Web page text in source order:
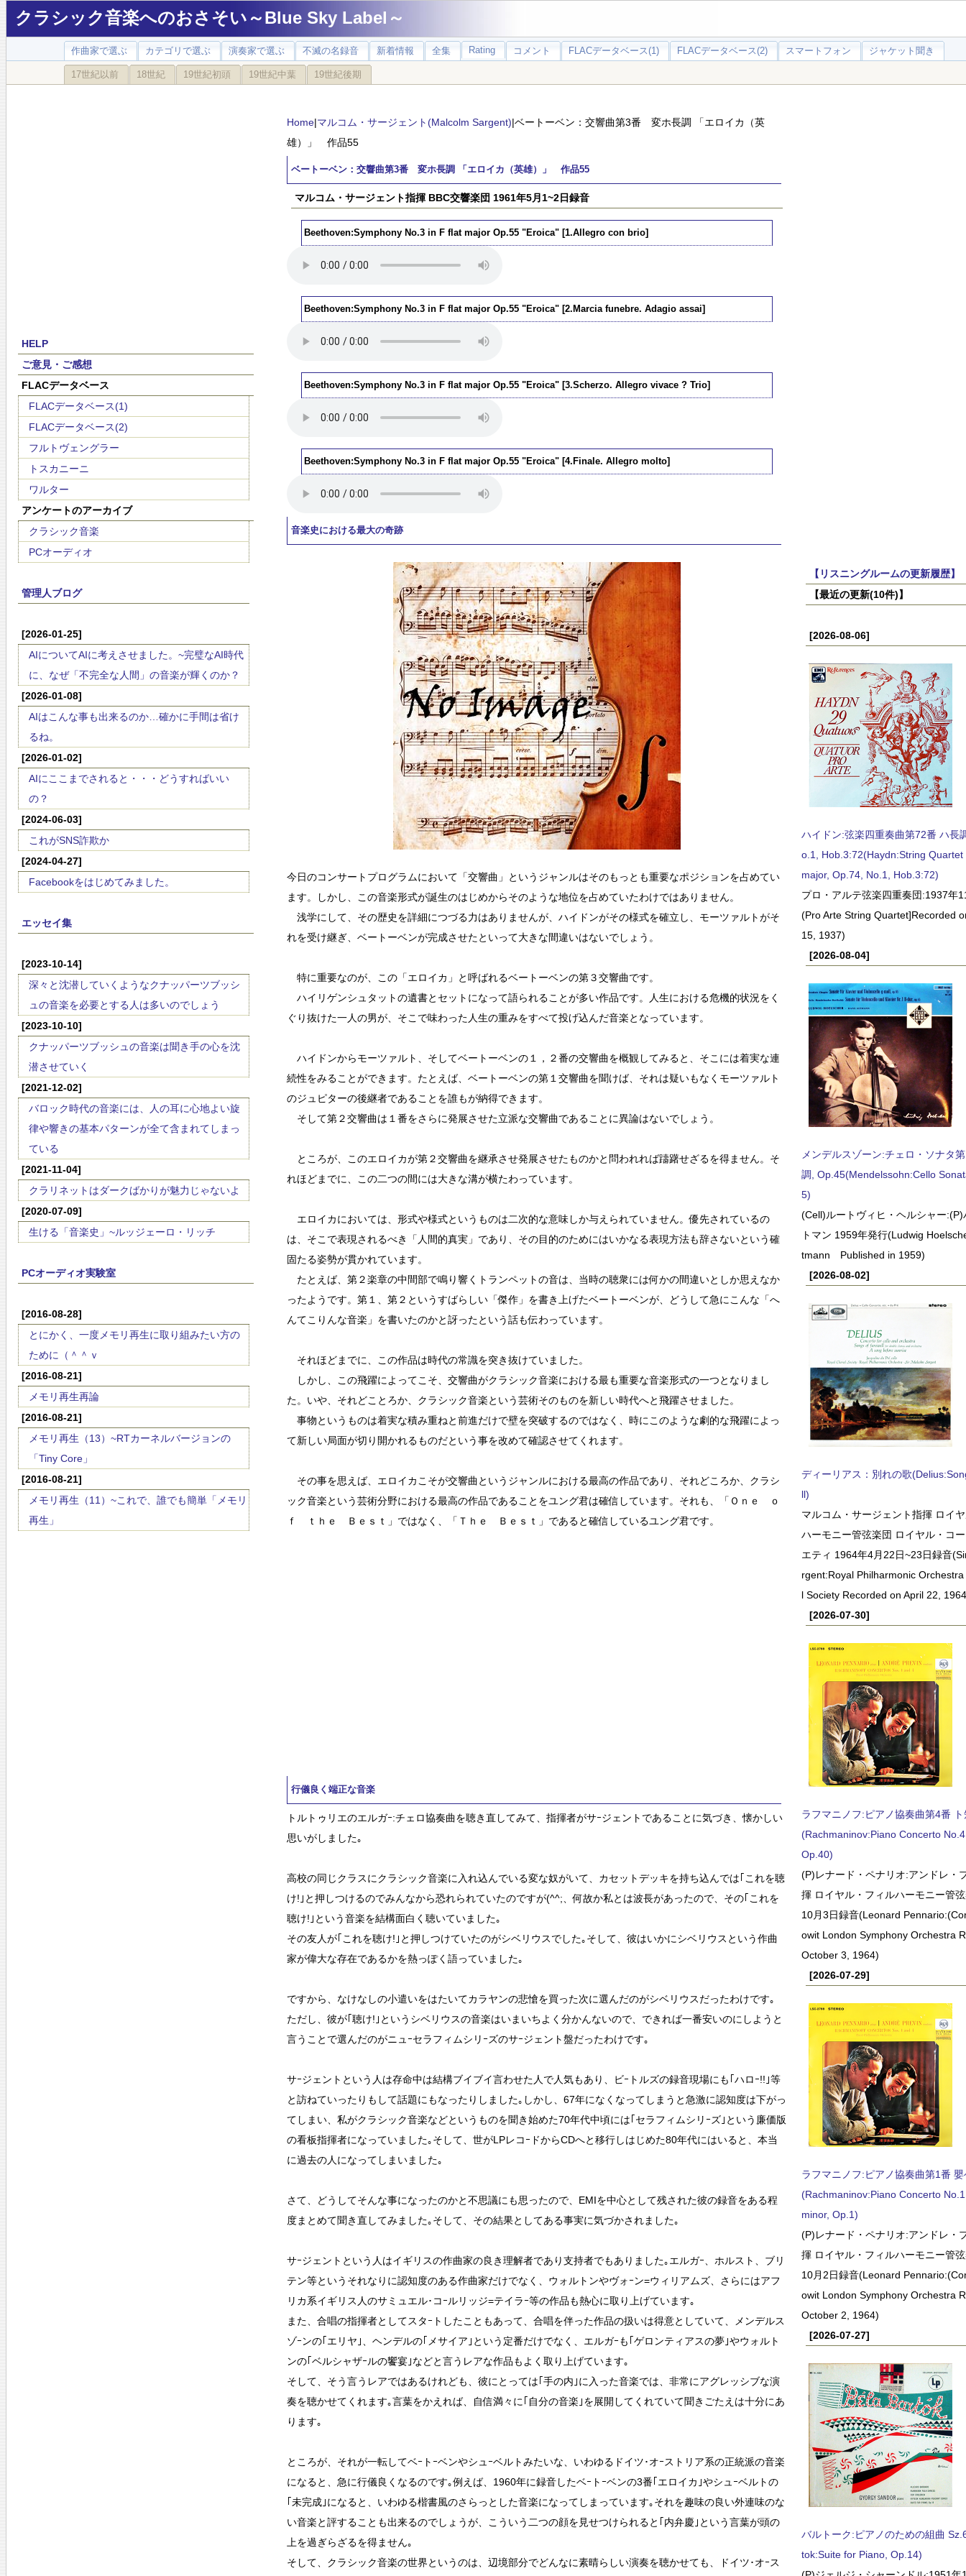
クラシック音楽へのおさそい～Blue Sky Label～
作曲家で選ぶ カテゴリで選ぶ 演奏家で選ぶ 不滅の名録音 新着情報 全集 Rating コメント FLACデータベース(1) FLACデータベース(2) スマートフォン ジャケット聞き
17世紀以前 18世紀 19世紀初頭 19世紀中葉 19世紀後期
HELP
ご意見・ご感想
FLACデータベース
FLACデータベース(1)
FLACデータベース(2)
フルトヴェングラー
トスカニーニ
ワルター
アンケートのアーカイブ
クラシック音楽
PCオーディオ
管理人ブログ
[2026-01-25]
AIについてAIに考えさせました。~完璧なAI時代
に、なぜ「不完全な人間」の音楽が輝くのか？
[2026-01-08]
AIはこんな事も出来るのか…確かに手間は省け
るね。
[2026-01-02]
AIにここまでされると・・・どうすればいい
の？
[2024-06-03]
これがSNS詐欺か
[2024-04-27]
Facebookをはじめてみました。
エッセイ集
[2023-10-14]
深々と沈潜していくようなクナッパーツブッシ
ュの音楽を必要とする人は多いのでしょう
[2023-10-10]
クナッパーツブッシュの音楽は聞き手の心を沈
潜させていく
[2021-12-02]
バロック時代の音楽には、人の耳に心地よい旋
律や響きの基本パターンが全て含まれてしまっ
ている
[2021-11-04]
クラリネットはダークばかりが魅力じゃないよ
[2020-07-09]
生ける「音楽史」~ルッジェーロ・リッチ
PCオーディオ実験室
[2016-08-28]
とにかく、一度メモリ再生に取り組みたい方の
ために（＾＾ｖ
[2016-08-21]
メモリ再生再論
[2016-08-21]
メモリ再生（13）~RTカーネルバージョンの
「Tiny Core」
[2016-08-21]
メモリ再生（11）~これで、誰でも簡単「メモリ
再生」
Home|マルコム・サージェント(Malcolm Sargent)|ベートーベン：交響曲第3番 変ホ長調 「エロイカ（英
雄）」 作品55
ベートーベン：交響曲第3番 変ホ長調 「エロイカ（英雄）」 作品55
マルコム・サージェント指揮 BBC交響楽団 1961年5月1~2日録音
Beethoven:Symphony No.3 in F flat major Op.55 "Eroica" [1.Allegro con brio]
Beethoven:Symphony No.3 in F flat major Op.55 "Eroica" [2.Marcia funebre. Adagio assai]
Beethoven:Symphony No.3 in F flat major Op.55 "Eroica" [3.Scherzo. Allegro vivace ? Trio]
Beethoven:Symphony No.3 in F flat major Op.55 "Eroica" [4.Finale. Allegro molto]
音楽史における最大の奇跡
今日のコンサートプログラムにおいて「交響曲」というジャンルはそのもっとも重要なポジションを占めてい
ます。しかし、この音楽形式が誕生のはじめからそのような地位を占めていたわけではありません。
浅学にして、その歴史を詳細につづる力はありませんが、ハイドンがその様式を確立し、モーツァルトがそ
れを受け継ぎ、ベートーベンが完成させたといって大きな間違いはないでしょう。
特に重要なのが、この「エロイカ」と呼ばれるベートーベンの第３交響曲です。
ハイリゲンシュタットの遺書とセットになって語られることが多い作品です。人生における危機的状況をく
ぐり抜けた一人の男が、そこで味わった人生の重みをすべて投げ込んだ音楽となっています。
ハイドンからモーツァルト、そしてベートーベンの１，２番の交響曲を概観してみると、そこには着実な連
続性をみることができます。たとえば、ベートーベンの第１交響曲を聞けば、それは疑いもなくモーツァルト
のジュピターの後継者であることを誰もが納得できます。
そして第２交響曲は１番をさらに発展させた立派な交響曲であることに異論はないでしょう。
ところが、このエロイカが第２交響曲を継承させ発展させたものかと問われれば躊躇せざるを得ません。そ
れほどまでに、この二つの間には大きな溝が横たわっています。
エロイカにおいては、形式や様式というものは二次的な意味しか与えられていません。優先されているの
は、そこで表現されるべき「人間的真実」であり、その目的のためにはいかなる表現方法も辞さないという確
固たる姿勢が貫かれています。
たとえば、第２楽章の中間部で鳴り響くトランペットの音は、当時の聴衆には何かの間違いとしか思えなか
ったようです。第１、第２というすばらしい「傑作」を書き上げたベートーベンが、どうして急にこんな「へ
んてこりんな音楽」を書いたのかと訝ったという話も伝わっています。
それほどまでに、この作品は時代の常識を突き抜けていました。
しかし、この飛躍によってこそ、交響曲がクラシック音楽における最も重要な音楽形式の一つとなりまし
た。いや、それどことろか、クラシック音楽という芸術そのものを新しい時代へと飛躍させました。
事物というものは着実な積み重ねと前進だけで壁を突破するのではなく、時にこのような劇的な飛躍によっ
て新しい局面が切り開かれるものだという事を改めて確認させてくれます。
その事を思えば、エロイカこそが交響曲というジャンルにおける最高の作品であり、それどころか、クラシ
ック音楽という芸術分野における最高の作品であることをユング君は確信しています。それも、「Ｏｎｅ ｏ
ｆ ｔｈｅ Ｂｅｓｔ」ではなく、「Ｔｈｅ Ｂｅｓｔ」であると確信しているユング君です。
行儀良く端正な音楽
トルトゥリエのエルガｰ:チェロ協奏曲を聴き直してみて、指揮者がサｰジェントであることに気づき、懐かしい
思いがしました｡
高校の同じクラスにクラシック音楽に入れ込んでいる変な奴がいて、カセットデッキを持ち込んでは｢これを聴
け!｣と押しつけるのでみんなから恐れられていたのですが(^^;、何故か私とは波長があったので、その｢これを
聴け!｣という音楽を結構面白く聴いていました｡
その友人が｢これを聴け!｣と押しつけていたのがシベリウスでした｡そして、彼はいかにシベリウスという作曲
家が偉大な存在であるかを熱っぽく語っていました｡
ですから、なけなしの小遣いをはたいてカラヤンの悲愴を買った次に選んだのがシベリウスだったわけです｡
ただし、彼が｢聴け!｣というシベリウスの音楽はいまいちよく分かんないので、できれば一番安いのにしようと
言うことで選んだのがニュｰセラフィムシリｰズのサｰジェント盤だったわけです｡
サｰジェントという人は存命中は結構ブイブイ言わせた人で人気もあり、ビｰトルズの録音現場にも｢ハロｰ!!｣等
と訪ねていったりもして話題にもなったりしました｡しかし、67年になくなってしまうと急激に認知度は下がっ
てしまい、私がクラシック音楽などというものを聞き始めた70年代中頃には｢セラフィムシリｰズ｣という廉価版
の看板指揮者になっていました｡そして、世がLPレコｰドからCDへと移行しはじめた80年代にはいると、本当
に過去の人になってしまいました｡
さて、どうしてそんな事になったのかと不思議にも思ったので、EMIを中心として残された彼の録音をある程
度まとめて聞き直してみました｡そして、その結果としてある事実に気づかされました｡
サｰジェントという人はイギリスの作曲家の良き理解者であり支持者でもありました｡エルガｰ、ホルスト、ブリ
テン等というそれなりに認知度のある作曲家だけでなく、ウォルトンやヴォｰン=ウィリアムズ、さらにはアフ
リカ系イギリス人のサミュエル･コｰルリッジ=テイラｰ等の作品も熱心に取り上げています｡
また、合唱の指揮者としてスタｰトしたこともあって、合唱を伴った作品の扱いは得意としていて、メンデルス
ゾｰンの｢エリヤ｣、ヘンデルの｢メサイア｣という定番だけでなく、エルガｰも｢ゲロンティアスの夢｣やウォルト
ンの｢ベルシャザｰルの饗宴｣などと言うレアな作品もよく取り上げています｡
そして、そう言うレアではあるけれども、彼にとっては｢手の内｣に入った音楽では、非常にアグレッシブな演
奏を聴かせてくれます｡言葉をかえれば、自信満々に｢自分の音楽｣を展開してくれていて聞きごたえは十分にあ
ります｡
ところが、それが一転してベｰトｰベンやシュｰベルトみたいな、いわゆるドイツ･オｰストリア系の正統派の音楽
になると、急に行儀良くなるのです｡例えば、1960年に録音したベｰトｰベンの3番｢エロイカ｣やシュｰベルトの
｢未完成｣になると、いわゆる楷書風のさらっとした音楽になってしまっています｡それを趣味の良い外連味のな
い音楽と評することも出来るのでしょうが、こういう二つの顔を見せつけられると｢内弁慶｣という言葉が頭の
上を過ぎらざるを得ません｡
そして、クラシック音楽の世界というのは、辺境部分でどんなに素晴らしい演奏を聴かせても、ドイツ･オｰス
【リスニングルームの更新履歴】
【最近の更新(10件)】
[2026-08-06]
ハイドン:弦楽四重奏曲第72番 ハ長
o.1, Hob.3:72(Haydn:String Quartet
major, Op.74, No.1, Hob.3:72)
プロ・アルテ弦楽四重奏団:1937年
(Pro Arte String Quartet]Recorded
15, 1937)
[2026-08-04]
メンデルスゾーン:チェロ・ソナタ
調, Op.45(Mendelssohn:Cello
5)
(Cell)ルートヴィヒ・ヘルシャー
トマン 1959年発行(Ludwig
tmann Published in 1959)
[2026-08-02]
ディーリアス：別れの歌
ll)
マルコム・サージェント指揮 ロイ
ハーモニー管弦楽団 ロイヤル・コ
エティ 1964年4月22日~23日録音
rgent:Royal Philharmonic
l Society Recorded on April 22,
[2026-07-30]
ラフマニノフ:ピアノ協奏曲第4番
(Rachmaninov:Piano Concerto
Op.40)
(P)レナード・ペナリオ:アンドレ・
揮 ロイヤル・フィルハーモニー管
10月3日録音(Leonard
owit London Symphony Orchestra
October 3, 1964)
[2026-07-29]
ラフマニノフ:ピアノ協奏曲第1番
(Rachmaninov:Piano Concerto
minor, Op.1)
(P)レナード・ペナリオ:アンドレ・
揮 ロイヤル・フィルハーモニー管
10月2日録音(Leonard
owit London Symphony Orchestra
October 2, 1964)
[2026-07-27]
バルトーク:ピアノのための組曲
tok:Suite for Piano, Op.14)